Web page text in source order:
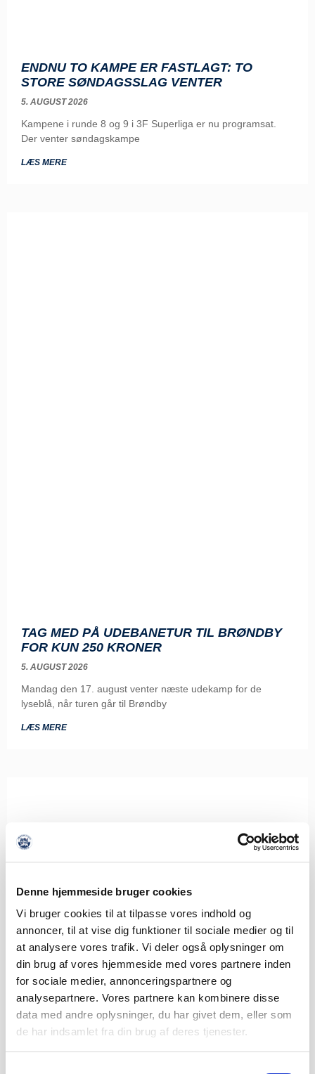
Denne hjemmeside bruger cookies
Vi bruger cookies til at tilpasse vores indhold og
annoncer, til at vise dig funktioner til sociale medier og til
at analysere vores trafik. Vi deler også oplysninger om
din brug af vores hjemmeside med vores partnere inden
for sociale medier, annonceringspartnere og
analysepartnere. Vores partnere kan kombinere disse
data med andre oplysninger, du har givet dem, eller som
de har indsamlet fra din brug af deres tjenester.
ENDNU TO KAMPE ER FASTLAGT: TO
STORE SØNDAGSSLAG VENTER
5. AUGUST 2026
Kampene i runde 8 og 9 i 3F Superliga er nu programsat.
Der venter søndagskampe
LÆS MERE
TAG MED PÅ UDEBANETUR TIL BRØNDBY
FOR KUN 250 KRONER
5. AUGUST 2026
Mandag den 17. august venter næste udekamp for de
lyseblå, når turen går til Brøndby
LÆS MERE